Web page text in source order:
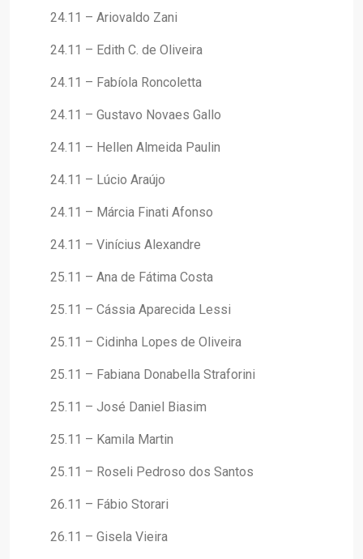
24.11 – Ariovaldo Zani
24.11 – Edith C. de Oliveira
24.11 – Fabíola Roncoletta
24.11 – Gustavo Novaes Gallo
24.11 – Hellen Almeida Paulin
24.11 – Lúcio Araújo
24.11 – Márcia Finati Afonso
24.11 – Vinícius Alexandre
25.11 – Ana de Fátima Costa
25.11 – Cássia Aparecida Lessi
25.11 – Cidinha Lopes de Oliveira
25.11 – Fabiana Donabella Straforini
25.11 – José Daniel Biasim
25.11 – Kamila Martin
25.11 – Roseli Pedroso dos Santos
26.11 – Fábio Storari
26.11 – Gisela Vieira